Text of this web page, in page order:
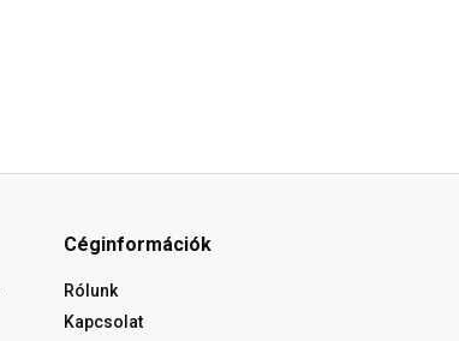
Céginformációk
Rólunk
Kapcsolat